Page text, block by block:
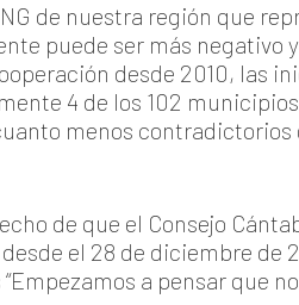
de nuestra región que
puede ser más negativo
desde 2010, las
4 de los 102
menos
de que el Consejo
el 28 de diciembre de
a pensar que